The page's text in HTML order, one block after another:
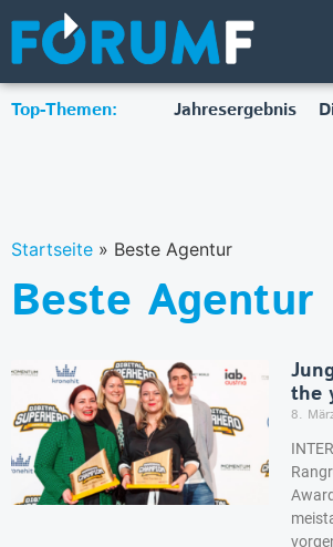
Top-Themen: Jahresergebnis
Startseite » Beste Agentur
Beste Agentur
the
8.